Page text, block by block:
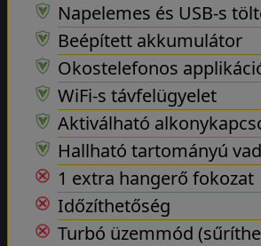
Napelemes és USB-s
Beépített akkumulátor
Okostelefonos
WiFi-s távfelügyelet
Aktiválható
Hallható tartományú
1 extra hangerő fokozat
Időzíthetőség
Turbó üzemmód